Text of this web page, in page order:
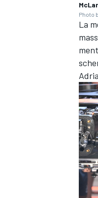
Photo
La